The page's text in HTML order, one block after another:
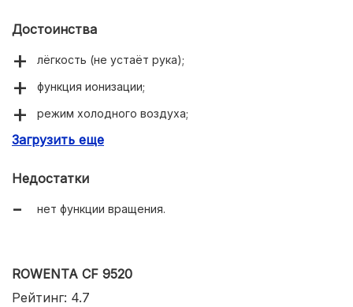
Достоинства
лёгкость (не устаёт рука);
функция ионизации;
режим холодного воздуха;
возможность использовать стайлер в качестве фена.
Загрузить еще
Недостатки
нет функции вращения.
ROWENTA CF 9520
Рейтинг: 4.7